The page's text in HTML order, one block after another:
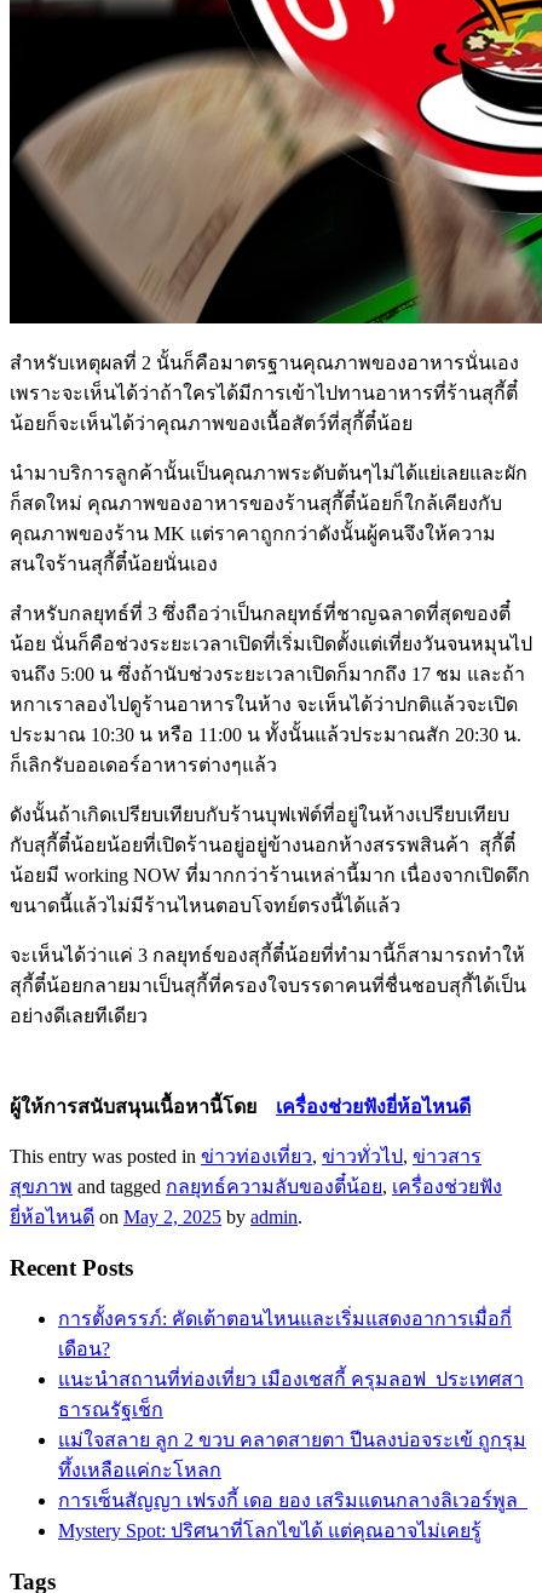
สำหรับเหตุผลที่ 2 นั้นก็คือมาตรฐานคุณภาพของอาหารนั่นเอง
เพราะจะเห็นได้ว่าถ้าใครได้มีการเข้าไปทานอาหารที่ร้านสุกี้ตี๋
น้อยก็จะเห็นได้ว่าคุณภาพของเนื้อสัตว์ที่สุกี้ตี๋น้อย
นำมาบริการลูกค้านั้นเป็นคุณภาพระดับต้นๆไม่ได้แย่เลยและผัก
ก็สดใหม่ คุณภาพของอาหารของร้านสุกี้ตี๋น้อยก็ใกล้เคียงกับ
คุณภาพของร้าน MK แต่ราคาถูกกว่าดังนั้นผู้คนจึงให้ความ
สนใจร้านสุกี้ตี๋น้อยนั่นเอง
สำหรับกลยุทธ์ที่ 3 ซึ่งถือว่าเป็นกลยุทธ์ที่ชาญฉลาดที่สุดของตี๋
น้อย นั่นก็คือช่วงระยะเวลาเปิดที่เริ่มเปิดตั้งแต่เที่ยงวันจนหมุนไป
จนถึง 5:00 น ซึ่งถ้านับช่วงระยะเวลาเปิดก็มากถึง 17 ชม และถ้า
หกาเราลองไปดูร้านอาหารในห้าง จะเห็นได้ว่าปกติแล้วจะเปิด
ประมาณ 10:30 น หรือ 11:00 น ทั้งนั้นแล้วประมาณสัก 20:30 น.
ก็เลิกรับออเดอร์อาหารต่างๆแล้ว
ดังนั้นถ้าเกิดเปรียบเทียบกับร้านบุฟเฟ่ต์ที่อยู่ในห้างเปรียบเทียบ
กับสุกี้ตี๋น้อยน้อยที่เปิดร้านอยู่อยู่ข้างนอกห้างสรรพสินค้า สุกี้ตี๋
น้อยมี working NOW ที่มากกว่าร้านเหล่านี้มาก เนื่องจากเปิดดึก
ขนาดนี้แล้วไม่มีร้านไหนตอบโจทย์ตรงนี้ได้แล้ว
จะเห็นได้ว่าแค่ 3 กลยุทธ์ของสุกี้ตี๋น้อยที่ทำมานี้ก็สามารถทำให้
สุกี้ตี๋น้อยกลายมาเป็นสุกี้ที่ครองใจบรรดาคนที่ชื่นชอบสุกี้ได้เป็น
อย่างดีเลยทีเดียว
ผู้ให้การสนับสนุนเนื้อหานี้โดย เครื่องช่วยฟังยี่ห้อไหนดี
This entry was posted in ข่าวท่องเที่ยว, ข่าวทั่วไป, ข่าวสาร
สุขภาพ and tagged กลยุทธ์ความลับของตี๋น้อย, เครื่องช่วยฟัง
ยี่ห้อไหนดี on May 2, 2025 by admin.
Recent Posts
การตั้งครรภ์: คัดเต้าตอนไหนและเริ่มแสดงอาการเมื่อกี่
เดือน?
แนะนำสถานที่ท่องเที่ยว เมืองเชสกี้ ครุมลอฟ ประเทศสา
ธารณรัฐเช็ก
แม่ใจสลาย ลูก 2 ขวบ คลาดสายตา ปีนลงบ่อจระเข้ ถูกรุม
ทึ้งเหลือแค่กะโหลก
การเซ็นสัญญา เฟรงกี้ เดอ ยอง เสริมแดนกลางลิเวอร์พูล
Mystery Spot: ปริศนาที่โลกไขได้ แต่คุณอาจไม่เคยรู้
Tags